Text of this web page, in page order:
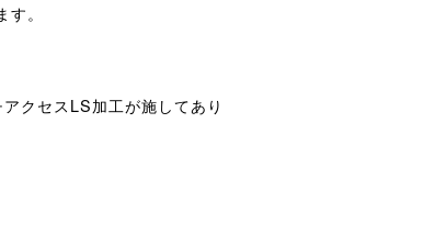
。
クセスLS加工が施してあり